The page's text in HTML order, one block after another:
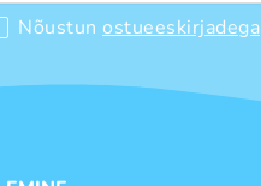
Nõustun ostueeskirjadega